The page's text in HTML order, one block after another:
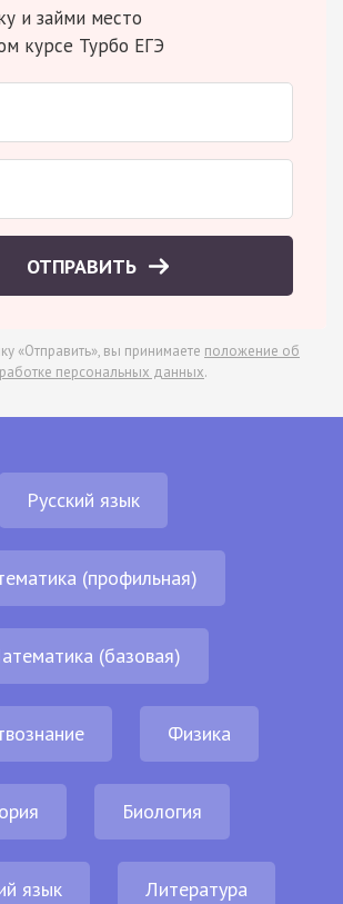
и займи место
курсе Турбо ЕГЭ
ОТПРАВИТЬ
«Отправить», вы принимаете положение об
персональных данных.
Русский язык
(профильная)
(базовая)
Физика
Биология
язык Литература